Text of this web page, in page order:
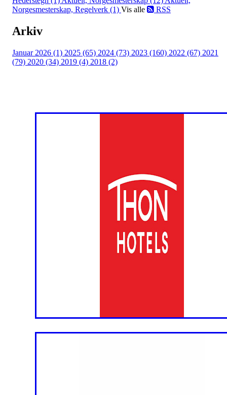
Norgesmesterskap, Regelverk (1) Vis alle RSS
Arkiv
Januar 2026 (1) 2025 (65) 2024 (73) 2023 (160) 2022 (67) 2021
(79) 2020 (34) 2019 (4) 2018 (2)